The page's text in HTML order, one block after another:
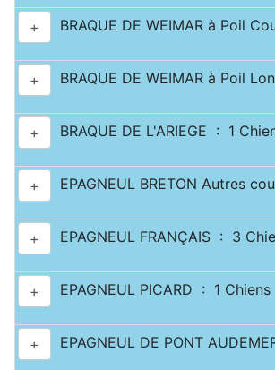
+ BRAQUE DE WEIMAR à Poil
+ BRAQUE DE WEIMAR à Poil
+ BRAQUE DE L'ARIEGE : 1
+ EPAGNEUL BRETON Autres
+ EPAGNEUL FRANÇAIS : 3
+ EPAGNEUL PICARD : 1 Chiens
+ EPAGNEUL DE PONT